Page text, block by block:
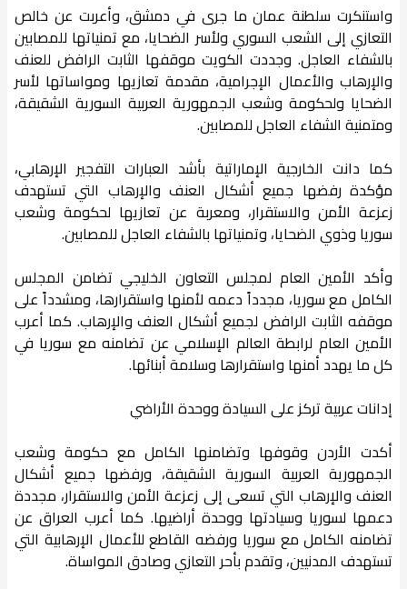
واستنكرت سلطنة عمان ما جرى في دمشق، وأعربت عن خالص
التعازي إلى الشعب السوري ولأسر الضحايا، مع تمنياتها للمصابين
بالشفاء العاجل. وجددت الكويت موقفها الثابت الرافض للعنف
والإرهاب والأعمال الإجرامية، مقدمة تعازيها ومواساتها لأسر
الضحايا ولحكومة وشعب الجمهورية العربية السورية الشقيقة،
ومتمنية الشفاء العاجل للمصابين.
كما دانت الخارجية الإماراتية بأشد العبارات التفجير الإرهابي،
مؤكدة رفضها جميع أشكال العنف والإرهاب التي تستهدف
زعزعة الأمن والاستقرار، ومعربة عن تعازيها لحكومة وشعب
سوريا وذوي الضحايا، وتمنياتها بالشفاء العاجل للمصابين.
وأكد الأمين العام لمجلس التعاون الخليجي تضامن المجلس
الكامل مع سوريا، مجدداً دعمه لأمنها واستقرارها، ومشدداً على
موقفه الثابت الرافض لجميع أشكال العنف والإرهاب. كما أعرب
الأمين العام لرابطة العالم الإسلامي عن تضامنه مع سوريا في
كل ما يهدد أمنها واستقرارها وسلامة أبنائها.
إدانات عربية تركز على السيادة ووحدة الأراضي
أكدت الأردن وقوفها وتضامنها الكامل مع حكومة وشعب
الجمهورية العربية السورية الشقيقة، ورفضها جميع أشكال
العنف والإرهاب التي تسعى إلى زعزعة الأمن والاستقرار، مجددة
دعمها لسوريا وسيادتها ووحدة أراضيها. كما أعرب العراق عن
تضامنه الكامل مع سوريا ورفضه القاطع للأعمال الإرهابية التي
تستهدف المدنيين، وتقدم بأحر التعازي وصادق المواساة.